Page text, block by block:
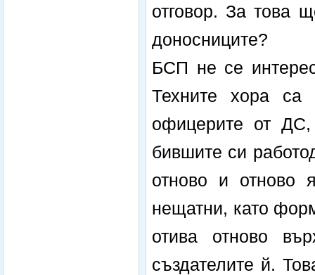
отговор. За това
доносниците?
БСП не се
Техните хора са
офицерите от
бившите си
отново и отново
нещатни, като
отива отново
създателите й.